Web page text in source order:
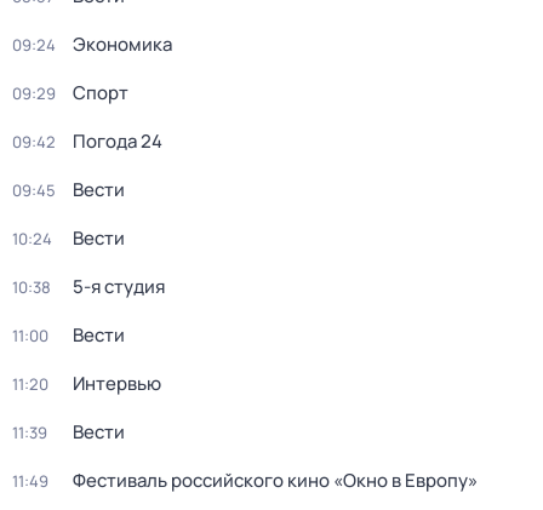
09:24 Экономика
09:29 Спорт
09:42 Погода 24
09:45 Вести
10:24 Вести
10:38 5-я студия
11:00 Вести
11:20 Интервью
11:39 Вести
11:49 Фестиваль российского кино «Окно в Европу»